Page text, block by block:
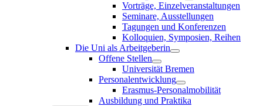
Vorträge, Einzelveranstaltungen
Seminare, Ausstellungen
Tagungen und Konferenzen
Kolloquien, Symposien, Reihen
Die Uni als Arbeitgeberin
Offene Stellen
Universität Bremen
Personalentwicklung
Erasmus-Personalmobilität
Ausbildung und Praktika